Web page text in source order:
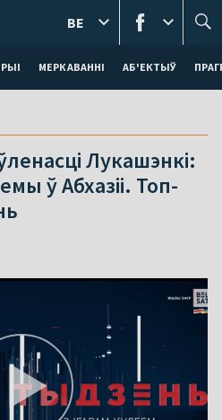
МЕРКАВАННI АБ'ЕКТЫЎ
BE
Лукашэнкі:
ў Абхазіі. Топ-